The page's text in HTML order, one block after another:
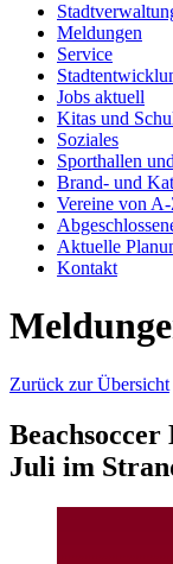
Meldungen
Service
Jobs aktuell
Kitas und
Soziales
Sporthallen
Brand- und
Vereine von
Aktuelle
Kontakt
Zurück zur Übersicht
Beachsoccer
Juli im